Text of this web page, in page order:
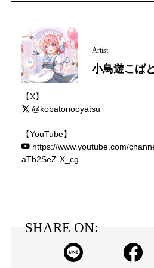
Artist
小鳥遊こばと
【X】
@kobatonooyatsu
【YouTube】
https://www.youtube.com/
aTb2SeZ-X_cg
SHARE ON: